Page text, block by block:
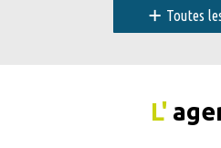
+ Toutes
L'